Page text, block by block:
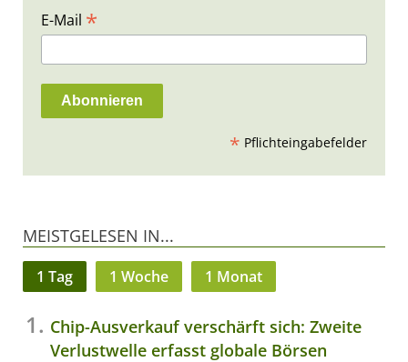
E-Mail *
* Pflichteingabefelder
MEISTGELESEN IN...
1 Tag 1 Woche 1 Monat
Chip-Ausverkauf verschärft sich: Zweite
Verlustwelle erfasst globale Börsen